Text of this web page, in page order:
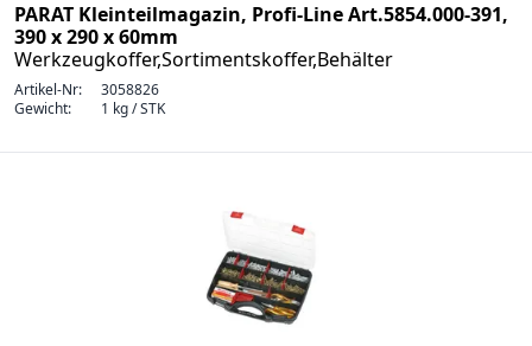
PARAT Kleinteilmagazin, Profi-Line Art.5854.000-391,
390 x 290 x 60mm
Werkzeugkoffer,Sortimentskoffer,Behälter
Artikel-Nr:
3058826
Gewicht:
1 kg / STK